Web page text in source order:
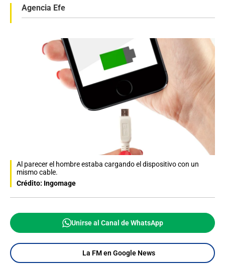
Agencia Efe
Al parecer el hombre estaba cargando el dispositivo con un
mismo cable.
Crédito: Ingomage
Unirse al Canal de WhatsApp
La FM en Google News